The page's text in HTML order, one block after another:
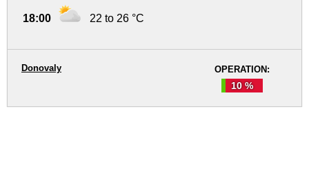
18:00 22 to 26 °C
OPERATION:
10 %
Donovaly